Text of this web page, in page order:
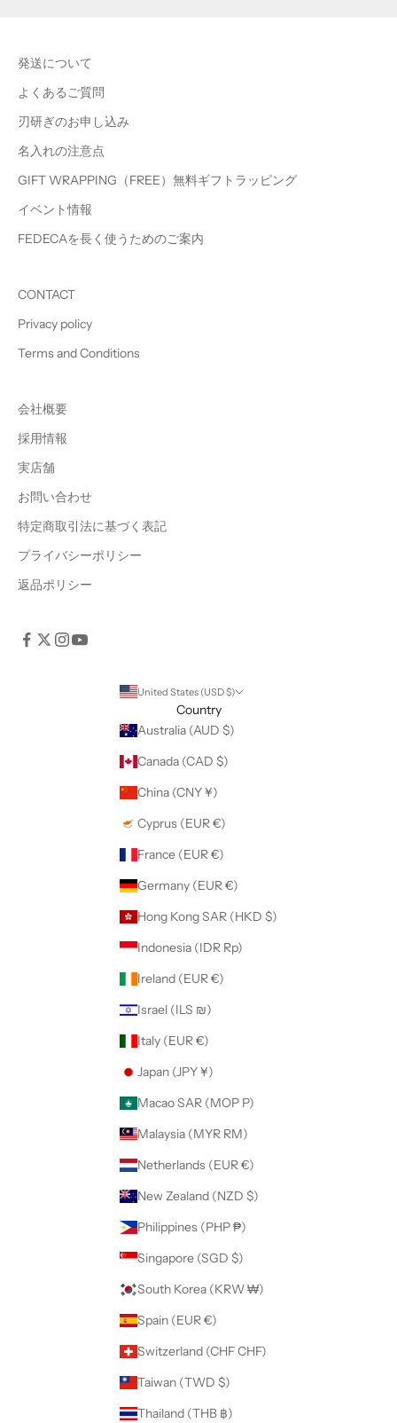
発送について
よくあるご質問
刃研ぎのお申し込み
名入れの注意点
GIFT WRAPPING（FREE）無料ギフトラッピング
イベント情報
FEDECAを長く使うためのご案内
CONTACT
Privacy policy
Terms and Conditions
会社概要
採用情報
実店舗
お問い合わせ
特定商取引法に基づく表記
プライバシーポリシー
返品ポリシー
United States (USD $)
Country
Australia (AUD $)
Canada (CAD $)
China (CNY ¥)
Cyprus (EUR €)
France (EUR €)
Germany (EUR €)
Hong Kong SAR (HKD $)
Indonesia (IDR Rp)
Ireland (EUR €)
Israel (ILS ₪)
Italy (EUR €)
Japan (JPY ¥)
Macao SAR (MOP P)
Malaysia (MYR RM)
Netherlands (EUR €)
New Zealand (NZD $)
Philippines (PHP ₱)
Singapore (SGD $)
South Korea (KRW ₩)
Spain (EUR €)
Switzerland (CHF CHF)
Taiwan (TWD $)
Thailand (THB ฿)